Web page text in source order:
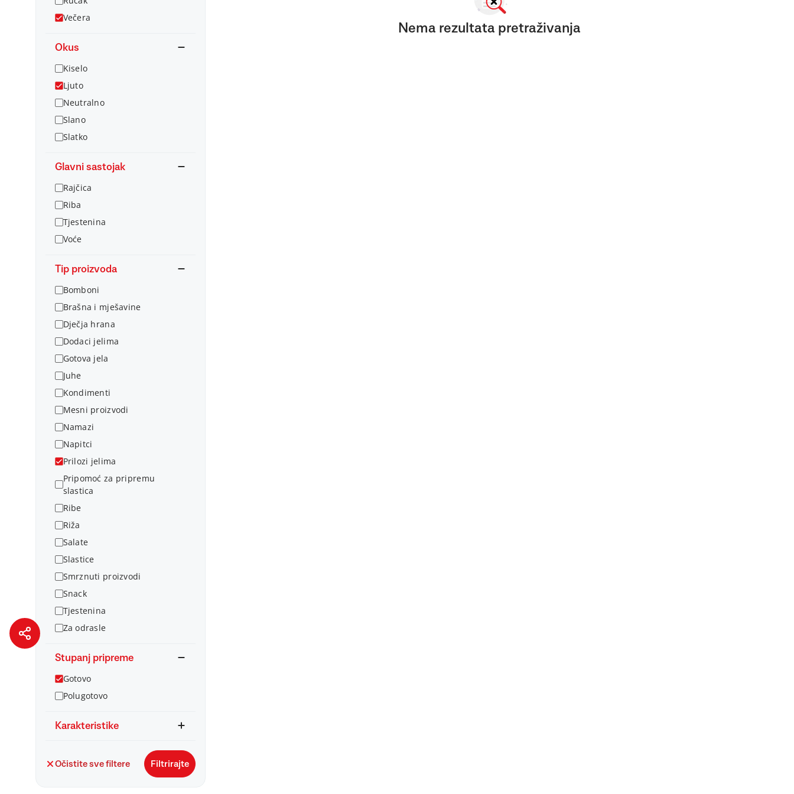
Večera
Okus
Kiselo
Ljuto
Neutralno
Slano
Slatko
Glavni sastojak
Rajčica
Riba
Tjestenina
Voće
Tip proizvoda
Bomboni
Brašna i mješavine
Dječja hrana
Dodaci jelima
Gotova jela
Juhe
Kondimenti
Mesni proizvodi
Namazi
Napitci
Prilozi jelima
Pripomoć za pripremu
slastica
Ribe
Riža
Salate
Slastice
Smrznuti proizvodi
Snack
Tjestenina
Za odrasle
Stupanj pripreme
Gotovo
Polugotovo
Karakteristike
Očistite sve filtere Filtrirajte
Nema rezultata pretraživanja